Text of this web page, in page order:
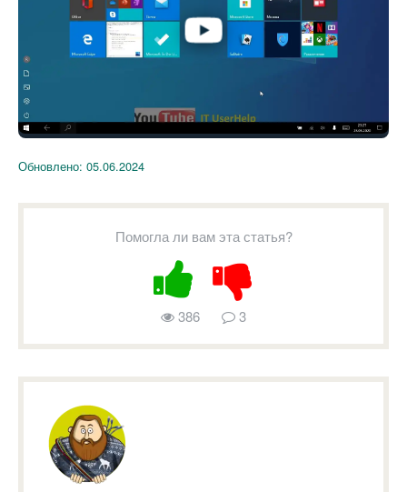
Обновлено: 05.06.2024
Помогла ли вам эта статья?
386 3